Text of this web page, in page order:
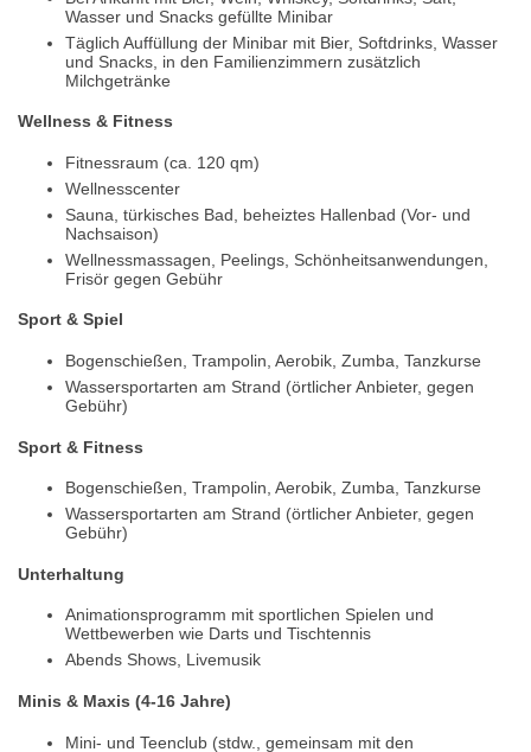
Wasser und Snacks gefüllte Minibar
Täglich Auffüllung der Minibar mit Bier, Softdrinks, Wasser
und Snacks, in den Familienzimmern zusätzlich
Milchgetränke
Wellness & Fitness
Fitnessraum (ca. 120 qm)
Wellnesscenter
Sauna, türkisches Bad, beheiztes Hallenbad (Vor- und
Nachsaison)
Wellnessmassagen, Peelings, Schönheitsanwendungen,
Frisör gegen Gebühr
Sport & Spiel
Bogenschießen, Trampolin, Aerobik, Zumba, Tanzkurse
Wassersportarten am Strand (örtlicher Anbieter, gegen
Gebühr)
Sport & Fitness
Bogenschießen, Trampolin, Aerobik, Zumba, Tanzkurse
Wassersportarten am Strand (örtlicher Anbieter, gegen
Gebühr)
Unterhaltung
Animationsprogramm mit sportlichen Spielen und
Wettbewerben wie Darts und Tischtennis
Abends Shows, Livemusik
Minis & Maxis (4-16 Jahre)
Mini- und Teenclub (stdw., gemeinsam mit den